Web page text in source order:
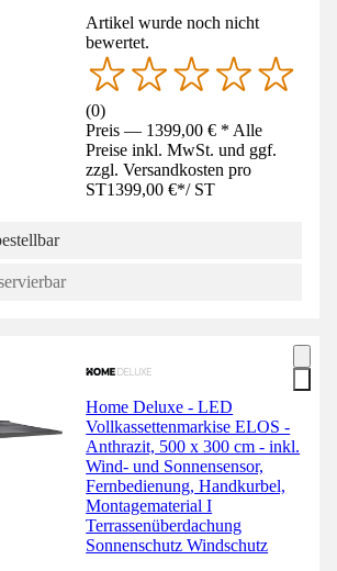
Artikel wurde noch nicht
bewertet.
(0)
Preis — 1399,00 € * Alle
Preise inkl. MwSt. und ggf.
zzgl. Versandkosten pro
ST1399,00 €*/ ST
Home Deluxe - LED
Vollkassettenmarkise ELOS -
Anthrazit, 500 x 300 cm - inkl.
Wind- und Sonnensensor,
Fernbedienung, Handkurbel,
Montagematerial I
Terrassenüberdachung
Sonnenschutz Windschutz